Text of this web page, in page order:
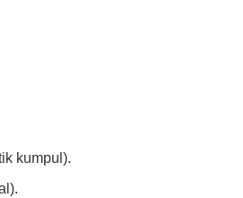
kumpul).